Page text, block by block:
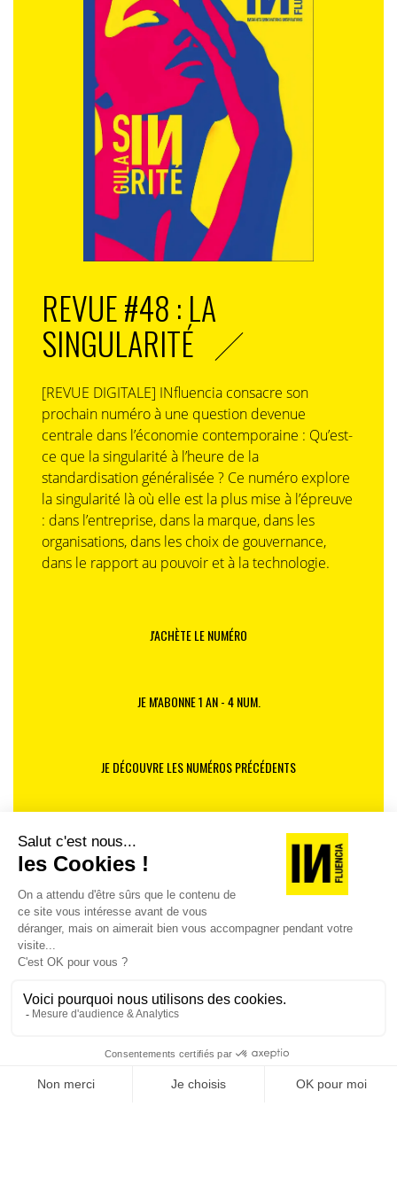
REVUE #48 : LA
SINGULARITÉ
[REVUE DIGITALE] INfluencia consacre son
prochain numéro à une question devenue
centrale dans l’économie contemporaine : Qu’est-
ce que la singularité à l’heure de la
standardisation généralisée ? Ce numéro explore
la singularité là où elle est la plus mise à l’épreuve
: dans l’entreprise, dans la marque, dans les
organisations, dans les choix de gouvernance,
dans le rapport au pouvoir et à la technologie.
J'ACHÈTE LE NUMÉRO
JE M'ABONNE 1 AN - 4 NUM.
JE DÉCOUVRE LES NUMÉROS PRÉCÉDENTS